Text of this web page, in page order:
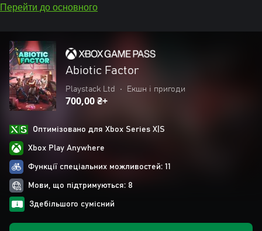
Перейти до основного
Abiotic Factor
Playstack Ltd • Екшн і пригоди
700,00 ₴+
Оптимізовано для Xbox Series X|S
Xbox Play Anywhere
Функції спеціальних можливостей: 11
Мови, що підтримуються: 8
Здебільшого сумісний